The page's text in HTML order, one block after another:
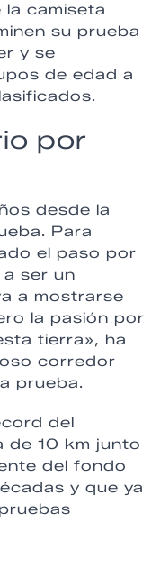
la camiseta
su prueba
y se
de edad a
por
desde la
Para
el paso por
ser un
a mostrarse
la pasión por
tierra», ha
corredor
prueba.
del
de 10 km junto
del fondo
y que ya